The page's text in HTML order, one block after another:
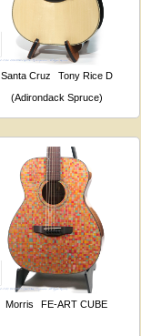
Santa Cruz
Tony Rice D
(Adirondack Spruce)
Morris FE-ART CUBE